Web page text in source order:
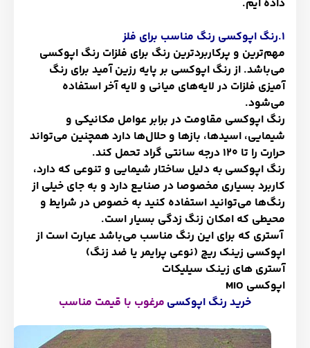
داده ایم.
1.رنگ اپوکسی رنگ مناسب برای فلز
مهم‌ترین و پرکاربردترین رنگ برای فلزات رنگ اپوکسی
می‌باشد. از رنگ اپوکسی بر پایه رزین آمید برای رنگ
آمیزی فلزات در لایه‌های میانی و لایه آخر استفاده
می‌شود.
رنگ اپوکسی مقاومت در برابر عوامل مکانیکی و
شیمایی، اسیدها، بازها و حلال‌ها دارد همچنین می‌تواند
حرارت را تا 120 درجه سانتی گراد تحمل کند.
رنگ اپوکسی به دلیل ساختار شیمایی و تنوعی که دارد،
کاربرد بسیاری مخصوصا در صنایع دارد و به جای خیلی از
رنگ‌ها می‌توانید استفاده کنید به خصوص در شرایط و
محیطی که امکان زنگ زدگی بسیار است.
آستری که برای این رنگ مناسب می‌باشد عبارت است از
اپوکسی زینک ریچ (نوعی پرایمر یا ضد زنگ)
آستری های زینک سیلیکات
اپوکسی MIO
خرید رنگ اپوکسی مرغوب با قیمت مناسب